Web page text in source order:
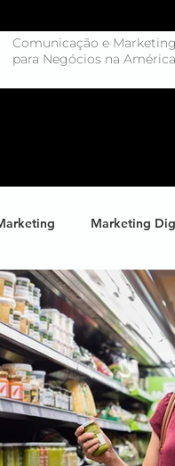
Comunicação e
para Negócios na
Marketing
Big Data
Inteligência
Marketing B2B